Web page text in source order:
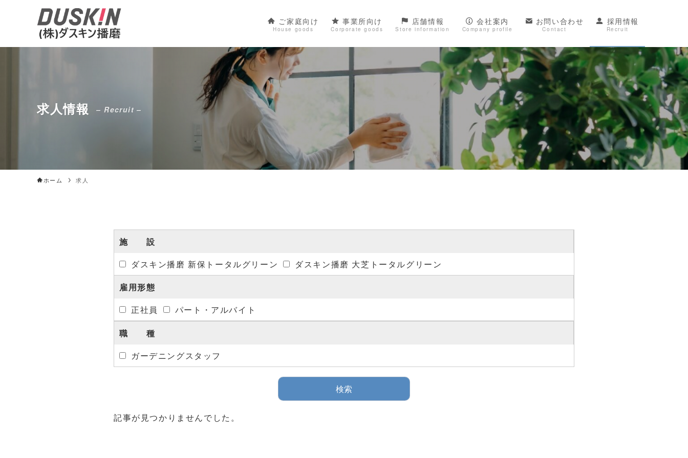
ご家庭向け
House goods
事業所向け
Corporate goods
店舗情報
Store information
会社案内
Company profile
お問い合わせ
Contact
採用情報
Recruit
求人情報 – Recruit –
ホーム 求人
施 設
ダスキン播磨 新保トータルグリーン
ダスキン播磨 大芝トータルグリーン
雇用形態
正社員
パート・アルバイト
職 種
ガーデニングスタッフ
記事が見つかりませんでした。